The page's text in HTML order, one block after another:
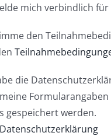
mich verbindlich für
den
die
gespeichert werden.
Datenschutzerklärung